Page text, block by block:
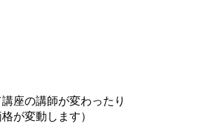
座の講師が変わったり
が変動します）